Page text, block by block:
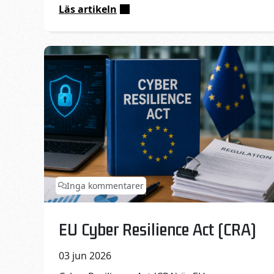
Läs artikeln
:
tar
inte
jobben
–
de
gör
länder
rikare
Inga kommentarer
EU Cyber Resilience Act (CRA)
Published on:
03 jun 2026
Categories: